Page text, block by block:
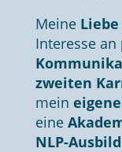
Meine
Interesse an
zweiten
mein
eine
NLP-